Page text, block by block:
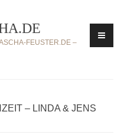
FEUSTER.DE –
– LINDA & JENS